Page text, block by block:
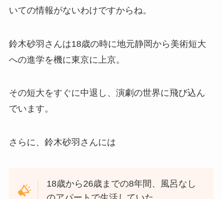
いての情報がないわけですからね。
鈴木砂羽さんは18歳の時に地元静岡から美術短大
への進学を機に東京に上京。
その短大をすぐに中退し、演劇の世界に飛び込ん
でいます。
さらに、鈴木砂羽さんには
18歳から26歳までの8年間、風呂なし